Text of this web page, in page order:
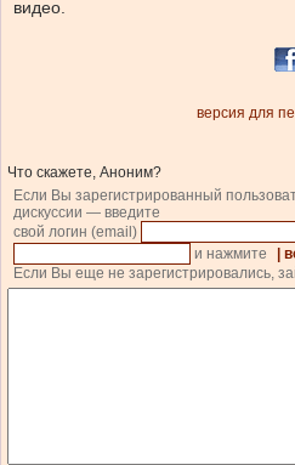
видео.
версия для
Что скажете, Аноним?
Если Вы зарегистрированный
дискуссии — введите
свой логин (email)
и нажмите
|
Если Вы еще не зарегистрировались,